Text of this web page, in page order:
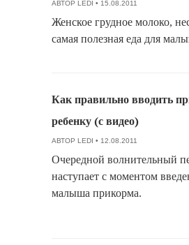
АВТОР LEDI • 15.08.2011
Женское грудное молоко,
самая полезная еда для
Как правильно вводить
ребенку (с видео)
АВТОР LEDI • 12.08.2011
Очередной волнительный
наступает с моментом
малыша прикорма.